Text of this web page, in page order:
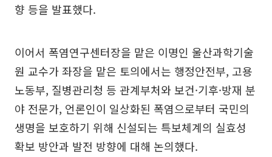
향 등을 발표했다.
이어서 폭염연구센터장을 맡은 이명인 울산과학기술
원 교수가 좌장을 맡은 토의에서는 행정안전부, 고용
노동부, 질병관리청 등 관계부처와 보건·기후·방재 분
야 전문가, 언론인이 일상화된 폭염으로부터 국민의
생명을 보호하기 위해 신설되는 특보체계의 실효성
확보 방안과 발전 방향에 대해 논의했다.